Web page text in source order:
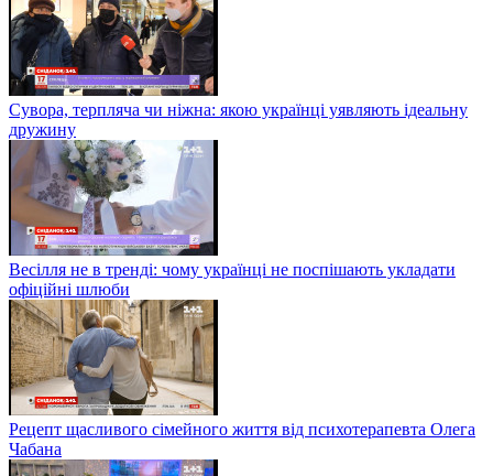
Сувора, терпляча чи ніжна: якою українці уявляють ідеальну
дружину
Весілля не в тренді: чому українці не поспішають укладати
офіційні шлюби
Рецепт щасливого сімейного життя від психотерапевта Олега
Чабана